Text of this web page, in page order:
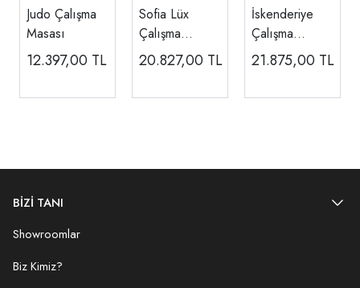
Judo Çalışma
Masası
12.397,00 TL
Sofia Lüx
Çalışma
Masası
20.827,00 TL
İskenderiye
Çalışma
Masası
21.875,00 TL
BİZİ TANI
Showroomlar
Biz Kimiz?